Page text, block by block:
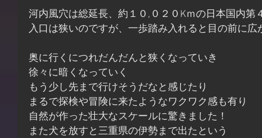
河内風穴は総延長、約１０,０２０Kｍの日本国内第
入口は狭いのですが、一歩踏み入れると目の前に
奥に行くにつれだんだんと狭くなっていき
徐々に暗くなっていく
もう少し先まで行けそうだなと感じたり
まるで探検や冒険に来たようなワクワク感も有り
自然が作った壮大なスケールに驚きました！
また犬を放すと三重県の伊勢まで出たという